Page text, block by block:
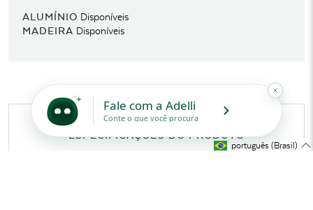
ALUMÍNIO Disponíveis
MADEIRA Disponíveis
ESPECIFICAÇÕES DO PRODUTO
7433 - Biarritz Mesa
português (Brasil)